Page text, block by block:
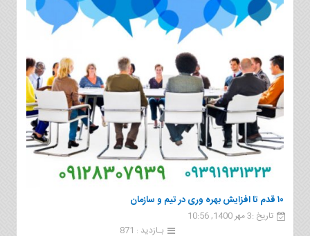
۱۰ قدم تا افزایش بهره وری در تیم و سازمان
تاریخ :3 مهر 1400, 10:56
بـازدید : 871